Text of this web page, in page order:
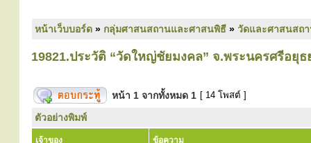
หน้าเว็บบอร์ด » กลุ่มศาสนสถานและศาสนพิธี » วัดและศาสนสถ
19821.ประวัติ “วัดใหญ่ชัยมงคล” จ.พระนครศรีอยุธ
หน้า 1 จากทั้งหมด 1 [ 14 โพสต์ ]
ตัวอย่างพิมพ์
เจ้าของ ข้อความ